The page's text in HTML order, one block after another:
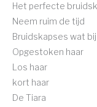
Het perfecte
Neem ruim de tijd
Bruidskapses wat
Opgestoken haar
Los haar
kort haar
De Tiara